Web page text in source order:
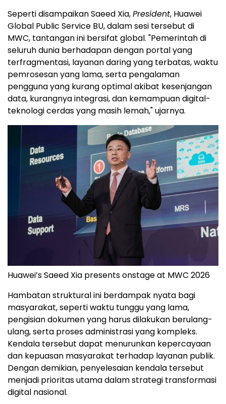
Seperti disampaikan Saeed Xia,President, Huawei
Global Public Service BU, dalam sesi tersebut di
MWC, tantangan ini bersifat global. "Pemerintah di
seluruh dunia berhadapan dengan portal yang
terfragmentasi, layanan daring yang terbatas, waktu
pemrosesan yang lama, serta pengalaman
pengguna yang kurang optimal akibat kesenjangan
data, kurangnya integrasi, dan kemampuan digital-
teknologi cerdas yang masih lemah," ujarnya.
Huawei’s Saeed Xia presents onstage at MWC 2026
Hambatan struktural ini berdampak nyata bagi
masyarakat, seperti waktu tunggu yang lama,
pengisian dokumen yang harus dilakukan berulang-
ulang, serta proses administrasi yang kompleks.
Kendala tersebut dapat menurunkan kepercayaan
dan kepuasan masyarakat terhadap layanan publik.
Dengan demikian, penyelesaian kendala tersebut
menjadi prioritas utama dalam strategi transformasi
digital nasional.